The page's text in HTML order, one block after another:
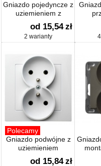
Gniazdo pojedyncze z
uziemieniem z
przesłonami
od 15,54 zł
2 warianty
Polecamy
Gniazdo podwójne z
uziemieniem
od 15,84 zł